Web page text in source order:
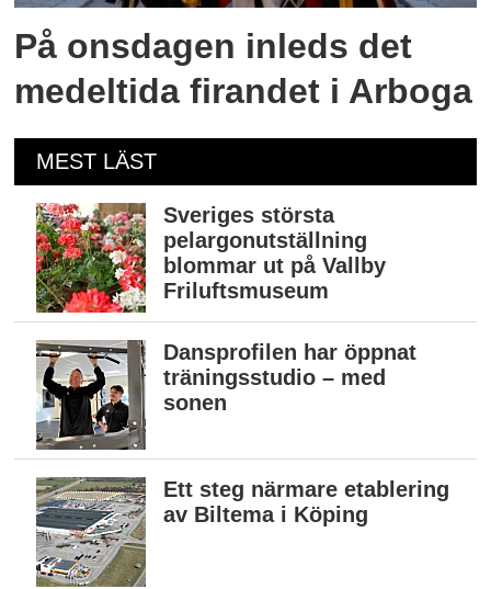
På onsdagen inleds det
medeltida firandet i Arboga
MEST LÄST
Sveriges största
pelargonutställning
blommar ut på Vallby
Friluftsmuseum
Dansprofilen har öppnat
träningsstudio – med
sonen
Ett steg närmare etablering
av Biltema i Köping